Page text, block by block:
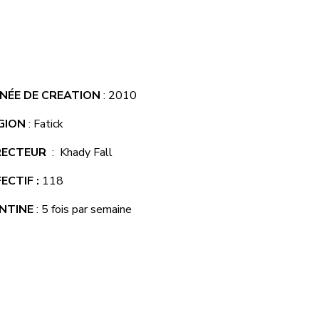
DE CREATION : 2010
: Fatick
: Khady Fall
: 118
: 5 fois par semaine